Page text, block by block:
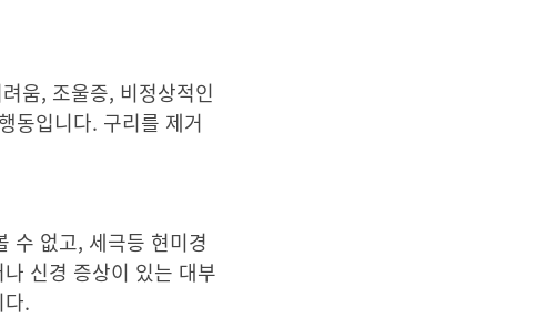
움, 조울증, 비정상적인
동입니다. 구리를 제거
수 없고, 세극등 현미경
신경 증상이 있는 대부
.